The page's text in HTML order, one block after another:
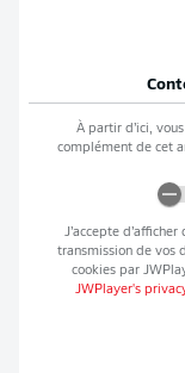
À partir d’ici,
complément de cet
J’accepte
transmission de vos
cookies par
JWPlayer's